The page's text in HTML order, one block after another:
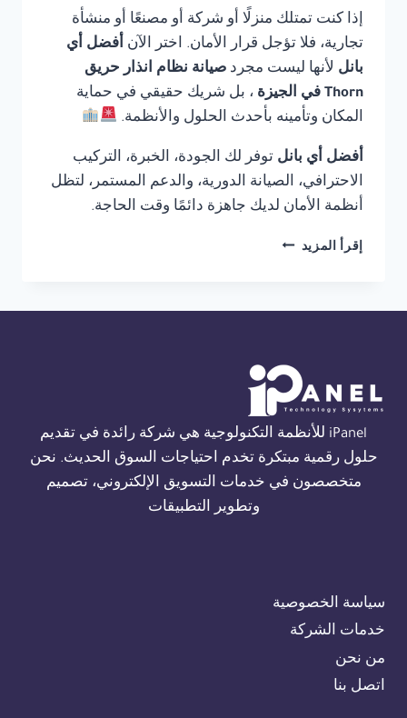
إذا كنت تمتلك منزلًا أو شركة أو مصنعًا أو منشأة
تجارية، فلا تؤجل قرار الأمان. اختر الآن أفضل أي
بانل لأنها ليست مجرد صيانة نظام انذار حريق
Thorn في الجيزة
، بل شريك حقيقي في حماية
المكان وتأمينه بأحدث الحلول والأنظمة.
أفضل أي بانل توفر لك الجودة، الخبرة، التركيب
الاحترافي، الصيانة الدورية، والدعم المستمر، لتظل
أنظمة الأمان لديك جاهزة دائمًا وقت الحاجة.
إقرأ المزيد صيانة
01554305486
iPanel للأنظمة التكنولوجية هي شركة رائدة في تقديم
حلول رقمية مبتكرة تخدم احتياجات السوق الحديث. نحن
متخصصون في خدمات التسويق الإلكتروني، تصميم
وتطوير التطبيقات
سياسة الخصوصية
خدمات الشركة
من نحن
اتصل بنا